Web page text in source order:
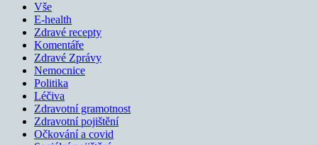
Vše
E-health
Zdravé recepty
Komentáře
Zdravé Zprávy
Nemocnice
Politika
Léčiva
Zdravotní gramotnost
Zdravotní pojištění
Očkování a covid